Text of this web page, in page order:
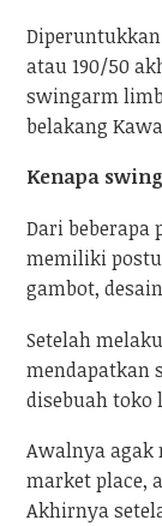
atau 190/50
swingarm
belakang
Kenapa
Dari beberapa
memiliki
gambot,
Setelah
mendapatkan
disebuah toko
Awalnya agak
market place,
Akhirnya